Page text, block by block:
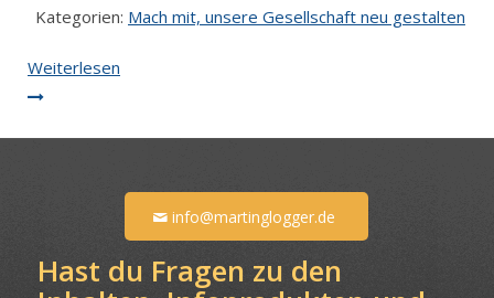
Kategorien: Mach mit, unsere Gesellschaft neu gestalten
Weiterlesen
info@martinglogger.de
Hast du Fragen zu den